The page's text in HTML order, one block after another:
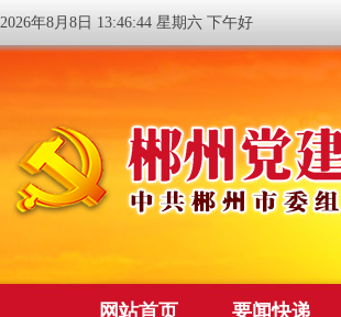
2026年8月8日 13:46:44 星期六 下午好
网站首页 要闻快递